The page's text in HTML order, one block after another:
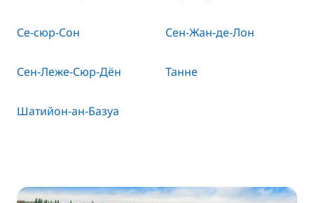
Се-сюр-Сон Сен-Жан-де-Лон
Сен-Леже-Сюр-Дён Танне
Шатийон-ан-Базуа